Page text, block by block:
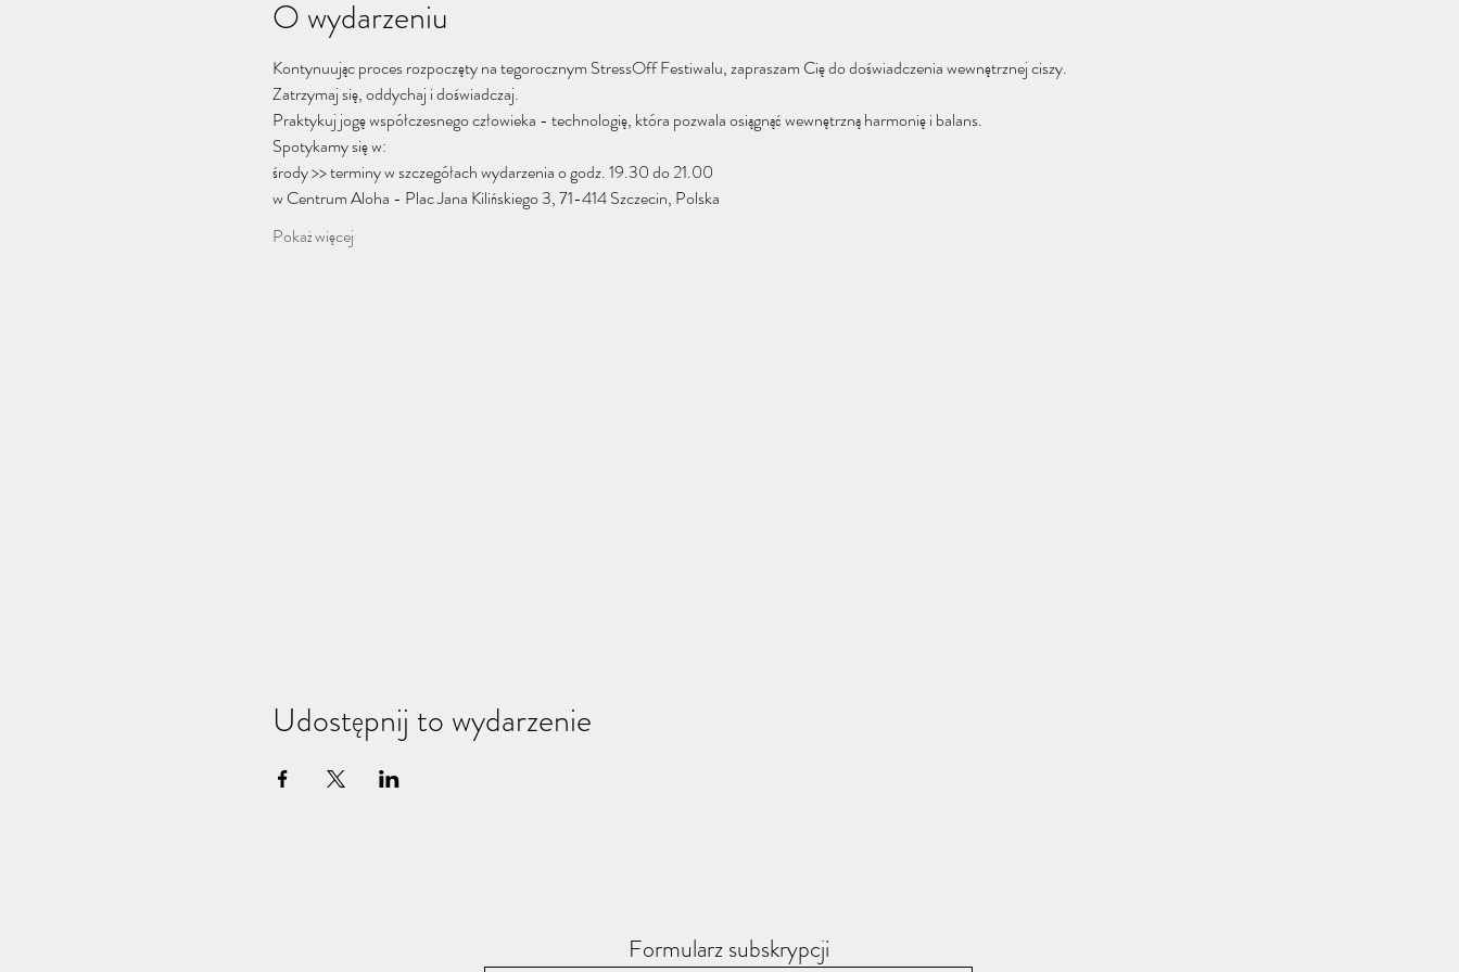
O wydarzeniu
Kontynuując proces rozpoczęty na tegorocznym StressOff Festiwalu, zapraszam Cię do doświadczenia wewnętrznej ciszy.
Zatrzymaj się, oddychaj i doświadczaj.
Praktykuj jogę współczesnego człowieka - technologię, która pozwala osiągnąć wewnętrzną harmonię i balans.
Spotykamy się w:
środy >> terminy w szczegółach wydarzenia o godz. 19.30 do 21.00
w Centrum Aloha - Plac Jana Kilińskiego 3, 71-414 Szczecin, Polska
Pokaż więcej
Udostępnij to wydarzenie
Formularz subskrypcji